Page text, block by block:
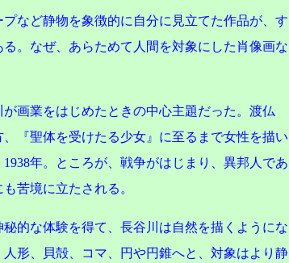
など静物を象徴的に自分に見立てた作品が、す
。なぜ、あらためて人間を対象にした肖像画な
画業をはじめたときの中心主題だった。渡仏
『聖体を受けたる少女』に至るまで女性を描い
年。ところが、戦争がはじまり、異邦人であ
苦境に立たされる。
的な体験を得て、長谷川は自然を描くようにな
形、貝殻、コマ、円や円錐へと、対象はより静